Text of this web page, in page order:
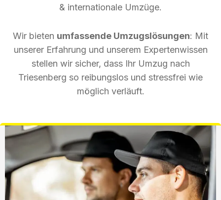
& internationale Umzüge.
Wir bieten umfassende Umzugslösungen: Mit
unserer Erfahrung und unserem Expertenwissen
stellen wir sicher, dass Ihr Umzug nach
Triesenberg so reibungslos und stressfrei wie
möglich verläuft.